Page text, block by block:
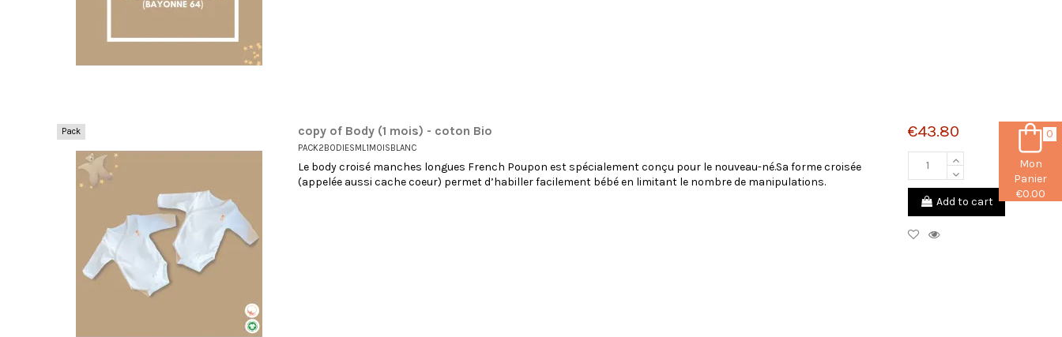
0
Mon
Panier
€0.00
Pack copy of Body (1 mois) - coton Bio
PACK2BODIESML1MOISBLANC
Le body croisé manches longues French Poupon est spécialement conçu pour le nouveau-né.Sa forme croisée
(appelée aussi cache coeur) permet d’habiller facilement bébé en limitant le nombre de manipulations.
€43.80
Add to cart